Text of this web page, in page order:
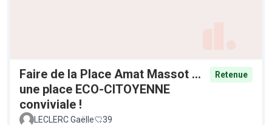
Faire de la Place Amat Massot ...
une place ECO-CITOYENNE
conviviale !
Retenue
LECLERC Gaëlle 39